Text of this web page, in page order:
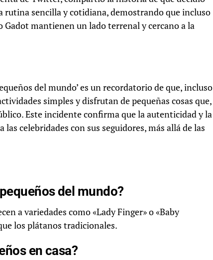
rutina sencilla y cotidiana, demostrando que incluso
mantienen un lado terrenal y cercano a la
del mundo’ es un recordatorio de que, incluso
simples y disfrutan de pequeñas cosas que,
Este incidente confirma que la autenticidad y la
celebridades con sus seguidores, más allá de las
del mundo?
a variedades como «Lady Finger» o «Baby
los plátanos tradicionales.
en casa?